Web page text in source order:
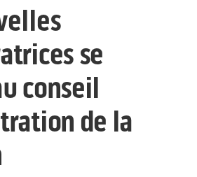
se
conseil
de la